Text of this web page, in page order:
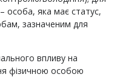
особа, яка має статус,
зазначеним для
впливу на
фізичною особою